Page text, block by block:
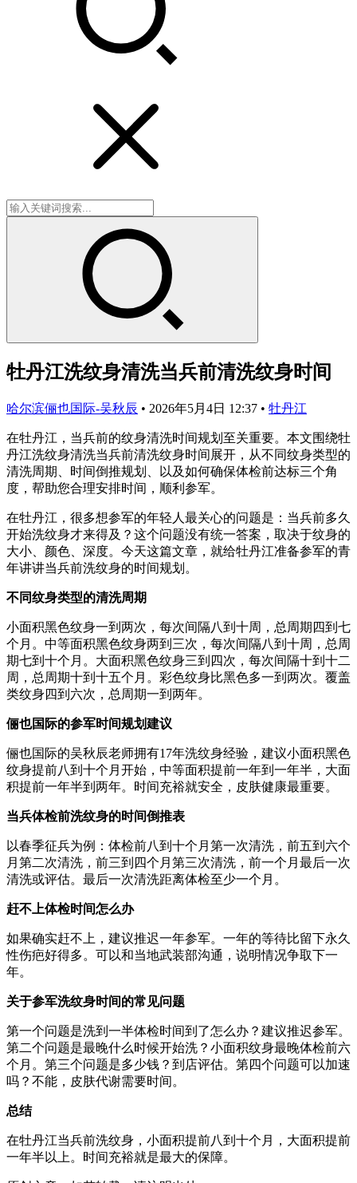
牡丹江洗纹身清洗当兵前清洗纹身时间
哈尔滨俪也国际-吴秋辰 • 2026年5月4日 12:37 • 牡丹江
在牡丹江，当兵前的纹身清洗时间规划至关重要。本文围绕牡
丹江洗纹身清洗当兵前清洗纹身时间展开，从不同纹身类型的
清洗周期、时间倒推规划、以及如何确保体检前达标三个角
度，帮助您合理安排时间，顺利参军。
在牡丹江，很多想参军的年轻人最关心的问题是：当兵前多久
开始洗纹身才来得及？这个问题没有统一答案，取决于纹身的
大小、颜色、深度。今天这篇文章，就给牡丹江准备参军的青
年讲讲当兵前洗纹身的时间规划。
不同纹身类型的清洗周期
小面积黑色纹身一到两次，每次间隔八到十周，总周期四到七
个月。中等面积黑色纹身两到三次，每次间隔八到十周，总周
期七到十个月。大面积黑色纹身三到四次，每次间隔十到十二
周，总周期十到十五个月。彩色纹身比黑色多一到两次。覆盖
类纹身四到六次，总周期一到两年。
俪也国际的参军时间规划建议
俪也国际的吴秋辰老师拥有17年洗纹身经验，建议小面积黑色
纹身提前八到十个月开始，中等面积提前一年到一年半，大面
积提前一年半到两年。时间充裕就安全，皮肤健康最重要。
当兵体检前洗纹身的时间倒推表
以春季征兵为例：体检前八到十个月第一次清洗，前五到六个
月第二次清洗，前三到四个月第三次清洗，前一个月最后一次
清洗或评估。最后一次清洗距离体检至少一个月。
赶不上体检时间怎么办
如果确实赶不上，建议推迟一年参军。一年的等待比留下永久
性伤疤好得多。可以和当地武装部沟通，说明情况争取下一
年。
关于参军洗纹身时间的常见问题
第一个问题是洗到一半体检时间到了怎么办？建议推迟参军。
第二个问题是最晚什么时候开始洗？小面积纹身最晚体检前六
个月。第三个问题是多少钱？到店评估。第四个问题可以加速
吗？不能，皮肤代谢需要时间。
总结
在牡丹江当兵前洗纹身，小面积提前八到十个月，大面积提前
一年半以上。时间充裕就是最大的保障。